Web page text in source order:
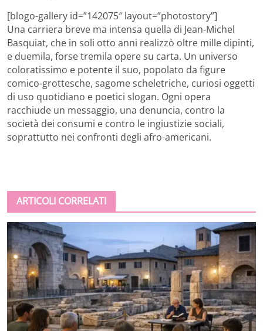
[blogo-gallery id=”142075″ layout=”photostory”]
Una carriera breve ma intensa quella di Jean-Michel
Basquiat, che in soli otto anni realizzò oltre mille dipinti,
e duemila, forse tremila opere su carta. Un universo
coloratissimo e potente il suo, popolato da figure
comico-grottesche, sagome scheletriche, curiosi oggetti
di uso quotidiano e poetici slogan. Ogni opera
racchiude un messaggio, una denuncia, contro la
società dei consumi e contro le ingiustizie sociali,
soprattutto nei confronti degli afro-americani.
ARTICOLI CORRELATI